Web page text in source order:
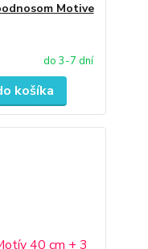
Motive
do 3-7 dní
košíka